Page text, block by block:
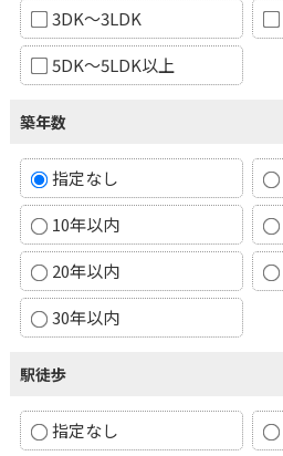
3DK～3LDK
5DK～5LDK以上
築年数
指定なし
10年以内
20年以内
30年以内
駅徒歩
指定なし